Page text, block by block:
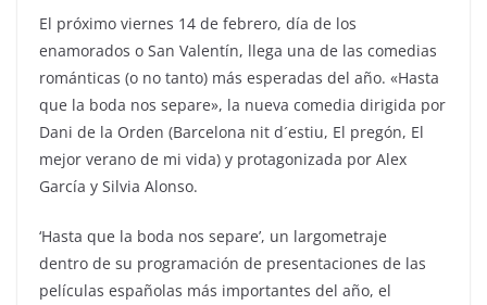
El próximo viernes 14 de febrero, día de los
enamorados o San Valentín, llega una de las comedias
románticas (o no tanto) más esperadas del año. «Hasta
que la boda nos separe», la nueva comedia dirigida por
Dani de la Orden (Barcelona nit d´estiu, El pregón, El
mejor verano de mi vida) y protagonizada por Alex
García y Silvia Alonso.
‘Hasta que la boda nos separe’, un largometraje
dentro de su programación de presentaciones de las
películas españolas más importantes del año, el